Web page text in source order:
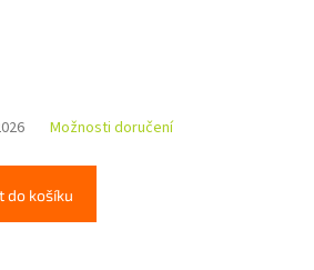
Možnosti doručení
do košíku